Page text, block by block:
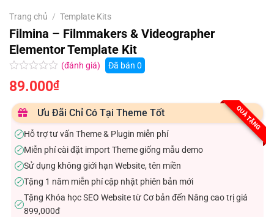
Trang chủ / Template Kits
Filmina – Filmmakers & Videographer
Elementor Template Kit
Được
xếp
0.0
5
sao
(đánh giá) Đã bán 0
89.000₫
QUÀ TẶNG
Ưu Đãi Chỉ Có Tại Theme Tốt
✓Hỗ trợ tư vấn Theme & Plugin miễn phí
✓Miễn phí cài đặt import Theme giống mẫu demo
✓Sử dụng không giới hạn Website, tên miền
✓Tặng 1 năm miễn phí cập nhật phiên bản mới
✓
Tặng Khóa học SEO Website từ Cơ bản đến Nâng cao trị giá
899,000đ